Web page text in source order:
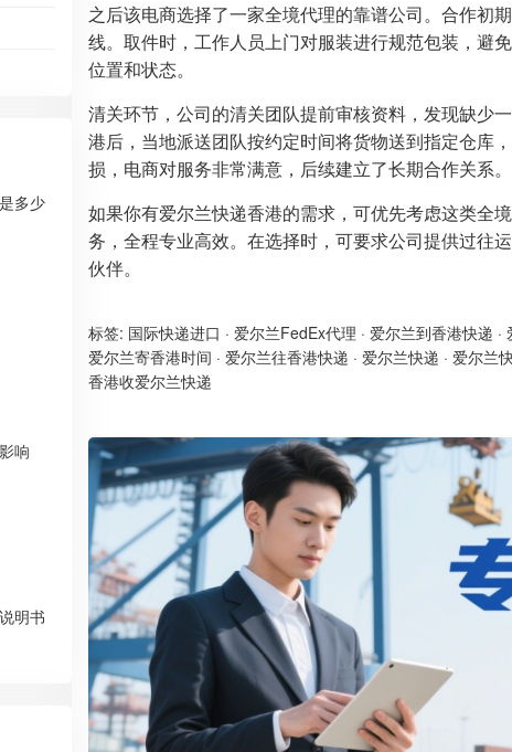
多少
响
明书
之后该电商选择了一家全境代理的靠谱公司。合作初
线。取件时，工作人员上门对服装进行规范包装，避
位置和状态。
清关环节，公司的清关团队提前审核资料，发现缺少
港后，当地派送团队按约定时间将货物送到指定仓库
损，电商对服务非常满意，后续建立了长期合作关系。
如果你有爱尔兰快递香港的需求，可优先考虑这类全
务，全程专业高效。在选择时，可要求公司提供过往
伙伴。
标签: 国际快递进口 · 爱尔兰FedEx代理 · 爱尔兰到香港快递 ·
爱尔兰寄香港时间 · 爱尔兰往香港快递 · 爱尔兰快递 · 爱尔兰
香港收爱尔兰快递